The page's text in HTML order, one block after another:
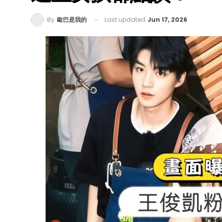
By 歐巴是我的 Last updated Jun 17, 2026